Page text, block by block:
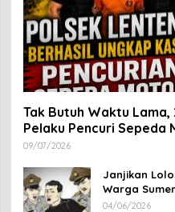
Tak Butuh Waktu Lama,
Pelaku Pencuri Sepeda
Langsung Diringkus
09/07/2026
Janjikan
Warga
Polres
04/06/2026